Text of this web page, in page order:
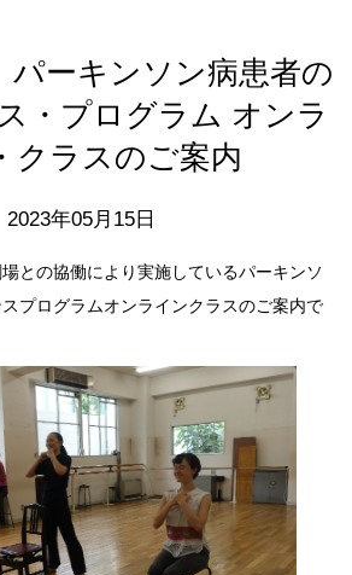
パーキンソン病患者の
・プログラム オンラ
クラスのご案内
2023年05月15日
との協働により実施しているパーキンソ
プログラムオンラインクラスのご案内で